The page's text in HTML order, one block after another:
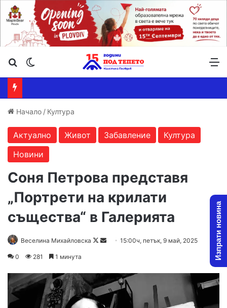
Търсене ...
Начало / Култура
Актуално Живот Забавление
Култура
Новини
Соня Петрова представя
„Портрети на крилати
същества“ в Галерията
Веселина Михайловска
Follow
Send15:00ч, петък, 9 май, 2025
0 281 1 минута Изпрати новина